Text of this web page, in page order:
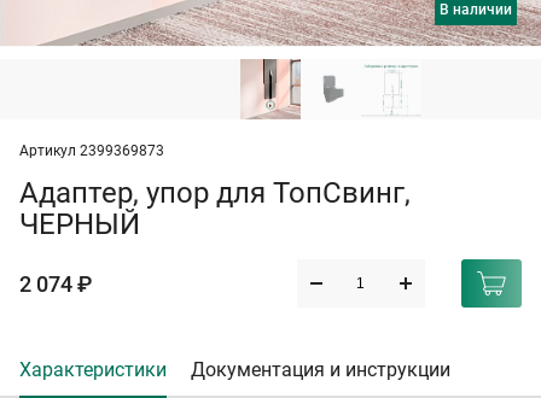
в наличии
Артикул 2399369873
Адаптер, упор для ТопСвинг,
ЧЕРНЫЙ
2 074 ₽
Характеристики Документация и инструкции